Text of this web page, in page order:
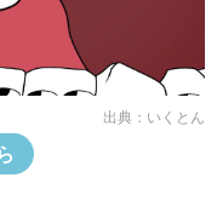
出典： いくとん